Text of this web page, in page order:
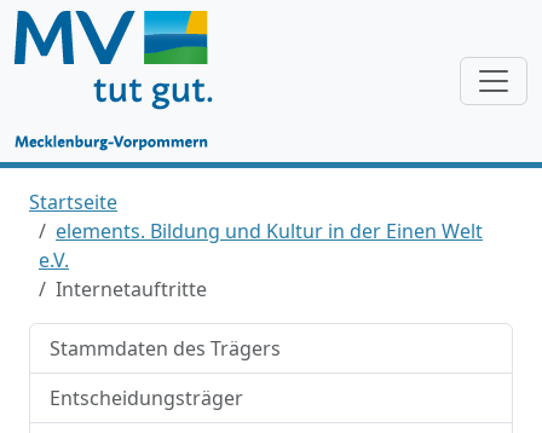
Startseite
elements. Bildung und Kultur in der Einen Welt
e.V.
Internetauftritte
Stammdaten des Trägers
Entscheidungsträger